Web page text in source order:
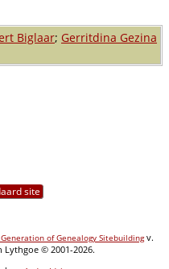
Biglaar; Gerritdina Gezina
site
of Genealogy Sitebuildingv.
Lythgoe © 2001-2026.